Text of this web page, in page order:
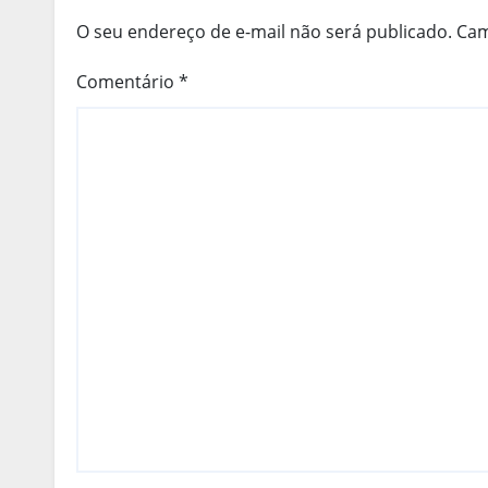
O seu endereço de e-mail não será publicado.
Comentário *